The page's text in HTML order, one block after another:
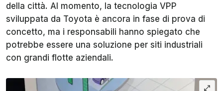
della città. Al momento, la tecnologia VPP
sviluppata da Toyota è ancora in fase di prova di
concetto, ma i responsabili hanno spiegato che
potrebbe essere una soluzione per siti industriali
con grandi flotte aziendali.